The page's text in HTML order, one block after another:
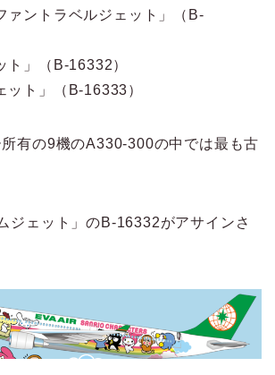
ァントラベルジェット」（B-
ト」（B-16332）
ット」（B-16333）
有の9機のA330-300の中では最も古
ジェット」のB-16332がアサインさ